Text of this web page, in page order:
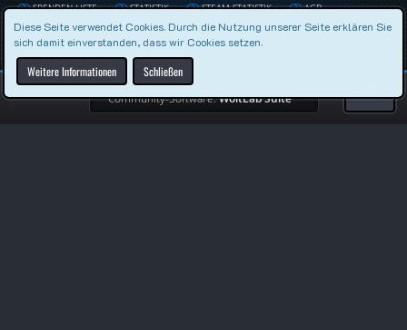
SPENDEN LISTE STATISTIK STEAM STATISTIK AGB
DATENSCHUTZERKLÄRUNG IMPRESSUM
Community-Software:WoltLab Suite™
Diese Seite verwendet Cookies. Durch die Nutzung unserer Seite erklären Sie
sich damit einverstanden, dass wir Cookies setzen.
Weitere Informationen Schließen